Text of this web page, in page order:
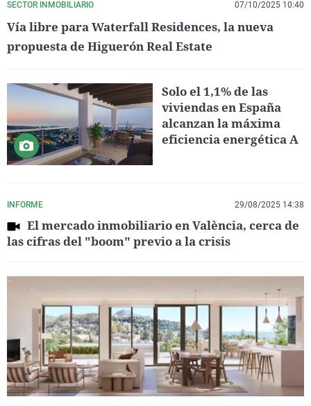
SECTOR INMOBILIARIO 07/10/2025 10:40
Vía libre para Waterfall Residences, la nueva
propuesta de Higuerón Real Estate
Solo el 1,1% de las
viviendas en España
alcanzan la máxima
eficiencia energética A
INFORME 29/08/2025 14:38
El mercado inmobiliario en València, cerca de
las cifras del "boom" previo a la crisis